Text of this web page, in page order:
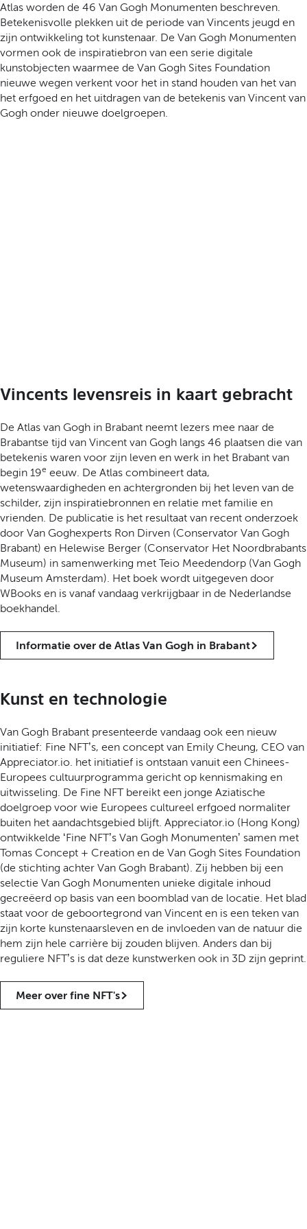
Atlas worden de 46 Van Gogh Monumenten beschreven.
Betekenisvolle plekken uit de periode van Vincents jeugd en
zijn ontwikkeling tot kunstenaar. De Van Gogh Monumenten
vormen ook de inspiratiebron van een serie digitale
kunstobjecten waarmee de Van Gogh Sites Foundation
nieuwe wegen verkent voor het in stand houden van het van
het erfgoed en het uitdragen van de betekenis van Vincent van
Gogh onder nieuwe doelgroepen.
Vincents levensreis in kaart gebracht
De Atlas van Gogh in Brabant neemt lezers mee naar de
Brabantse tijd van Vincent van Gogh langs 46 plaatsen die van
betekenis waren voor zijn leven en werk in het Brabant van
begin 19e eeuw. De Atlas combineert data,
wetenswaardigheden en achtergronden bij het leven van de
schilder, zijn inspiratiebronnen en relatie met familie en
vrienden. De publicatie is het resultaat van recent onderzoek
door Van Goghexperts Ron Dirven (Conservator Van Gogh
Brabant) en Helewise Berger (Conservator Het Noordbrabants
Museum) in samenwerking met Teio Meedendorp (Van Gogh
Museum Amsterdam). Het boek wordt uitgegeven door
WBooks en is vanaf vandaag verkrijgbaar in de Nederlandse
boekhandel.
Informatie over de Atlas Van Gogh in Brabant
Kunst en technologie
Van Gogh Brabant presenteerde vandaag ook een nieuw
initiatief: Fine NFT’s, een concept van Emily Cheung, CEO van
Appreciator.io. het initiatief is ontstaan vanuit een Chinees-
Europees cultuurprogramma gericht op kennismaking en
uitwisseling. De Fine NFT bereikt een jonge Aziatische
doelgroep voor wie Europees cultureel erfgoed normaliter
buiten het aandachtsgebied blijft. Appreciator.io (Hong Kong)
ontwikkelde ‘Fine NFT’s Van Gogh Monumenten’ samen met
Tomas Concept + Creation en de Van Gogh Sites Foundation
(de stichting achter Van Gogh Brabant). Zij hebben bij een
selectie Van Gogh Monumenten unieke digitale inhoud
gecreëerd op basis van een boomblad van de locatie. Het blad
staat voor de geboortegrond van Vincent en is een teken van
zijn korte kunstenaarsleven en de invloeden van de natuur die
hem zijn hele carrière bij zouden blijven. Anders dan bij
reguliere NFT’s is dat deze kunstwerken ook in 3D zijn geprint.
Meer over fine NFT's